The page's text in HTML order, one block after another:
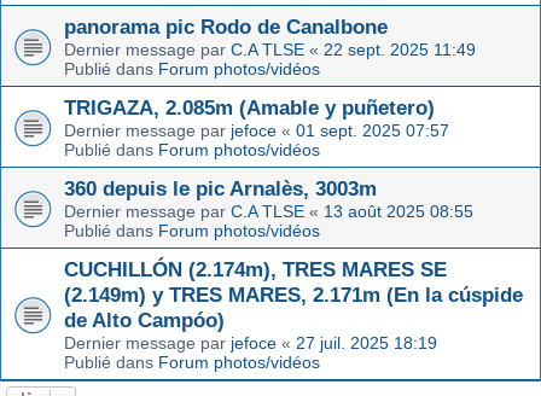
panorama pic Rodo de Canalbone
Dernier message par C.A TLSE « 22 sept. 2025 11:49
Publié dans Forum photos/vidéos
TRIGAZA, 2.085m (Amable y puñetero)
Dernier message par jefoce « 01 sept. 2025 07:57
Publié dans Forum photos/vidéos
360 depuis le pic Arnalès, 3003m
Dernier message par C.A TLSE « 13 août 2025 08:55
Publié dans Forum photos/vidéos
CUCHILLÓN (2.174m), TRES MARES SE
(2.149m) y TRES MARES, 2.171m (En la cúspide
de Alto Campóo)
Dernier message par jefoce « 27 juil. 2025 18:19
Publié dans Forum photos/vidéos